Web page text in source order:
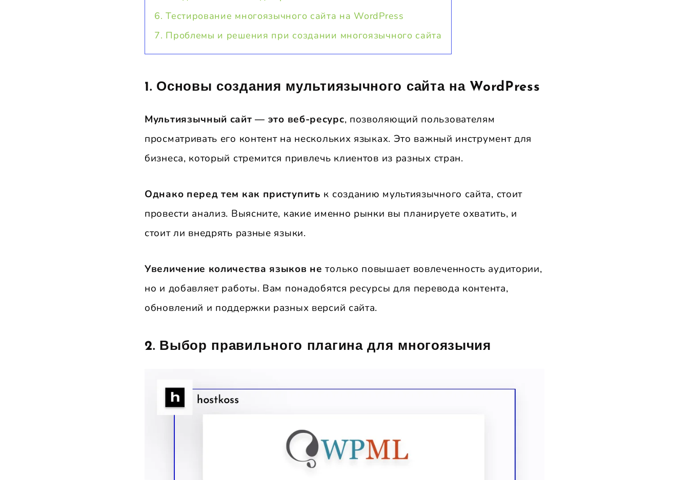
6. Тестирование многоязычного сайта на WordPress
7. Проблемы и решения при создании многоязычного сайта
1. Основы создания мультиязычного сайта на WordPress
Мультиязычный сайт — это веб-ресурс, позволяющий пользователям
просматривать его контент на нескольких языках. Это важный инструмент для
бизнеса, который стремится привлечь клиентов из разных стран.
Однако перед тем как приступить к созданию мультиязычного сайта, стоит
провести анализ. Выясните, какие именно рынки вы планируете охватить, и
стоит ли внедрять разные языки.
Увеличение количества языков не только повышает вовлеченность аудитории,
но и добавляет работы. Вам понадобятся ресурсы для перевода контента,
обновлений и поддержки разных версий сайта.
2. Выбор правильного плагина для многоязычия